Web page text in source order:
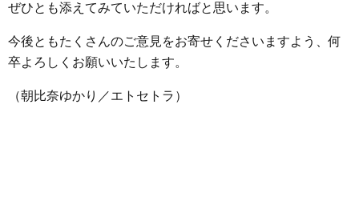
ぜひとも添えてみていただければと思います。
今後ともたくさんのご意見をお寄せくださいますよう、何
卒よろしくお願いいたします。
（朝比奈ゆかり／エトセトラ）